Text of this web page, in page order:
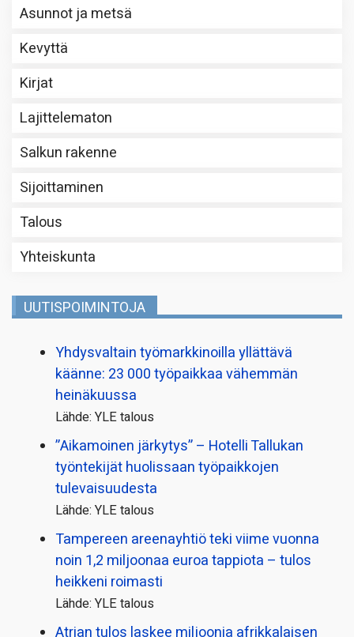
Asunnot ja metsä
Kevyttä
Kirjat
Lajittelematon
Salkun rakenne
Sijoittaminen
Talous
Yhteiskunta
UUTISPOIMINTOJA
Yhdysvaltain työmarkkinoilla yllättävä
käänne: 23 000 työpaikkaa vähemmän
heinäkuussa
Lähde: YLE talous
”Aikamoinen järkytys” – Hotelli Tallukan
työntekijät huolissaan työpaikkojen
tulevaisuudesta
Lähde: YLE talous
Tampereen areenayhtiö teki viime vuonna
noin 1,2 miljoonaa euroa tappiota – tulos
heikkeni roimasti
Lähde: YLE talous
Atrian tulos laskee miljoonia afrikkalaisen